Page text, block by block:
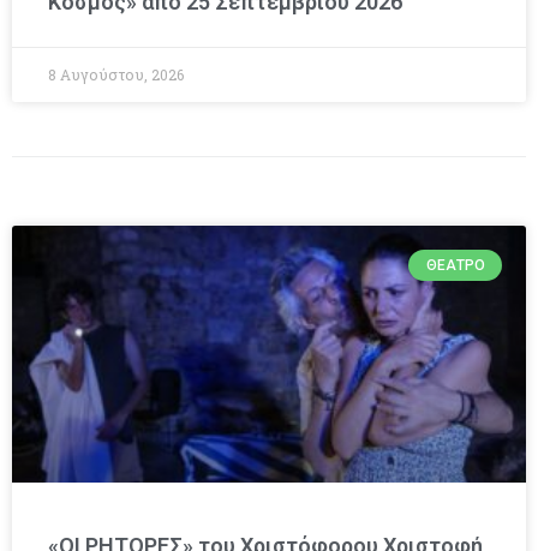
8 Αυγούστου, 2026
ΘΈΑΤΡΟ
«ΟΙ ΡΗΤΟΡΕΣ» του Χριστόφορου Χριστοφή